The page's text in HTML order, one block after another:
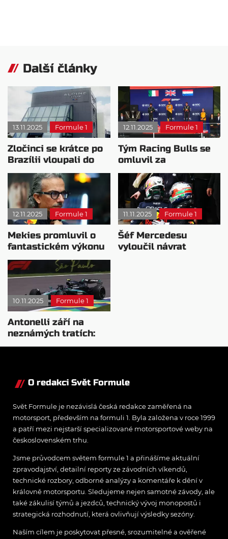
Další články
13.11.2025 Formule 1
Zločinci se krátce po
Brazílii vloupali do
kanceláří Alpine
12.11.2025 Formule 1
Tým Racing Bulls se
omluvil za
zaměstnance, který
vyzýval k vybučení
Landa Norrise
12.11.2025 Formule 1
Mekies promluvil o
fantastickém výkonu
Verstappena v Brazílii
11.11.2025 Formule 1
Šéf Mercedesu
vyloučil návrat
10.11.2025 Formule 1
Antonelli září na
neznámých tratích:
Wolff vysvětluje
O redakci Svět Formule
Svět Formule je nezávislá česká redakce zaměřená na
motorsport, především na formuli 1. Byla založena v roce 1999
a patří mezi nejstarší specializované motorsportové weby na
československém trhu.
Jsme průvodcem světem formule 1 a přinášíme aktuální
zpravodajství, detailní reporty ze závodních víkendů,
technické rozbory, odborné analýzy a komentáře k dění v
královně motorsportu. Sledujeme nejen samotné závody, ale
také zákulisí týmů a jezdců, technický vývoj monopostů i
strategická rozhodnutí, která ovlivňují výsledky sezóny.
Naším cílem je poskytovat přesné, srozumitelné a ověřené